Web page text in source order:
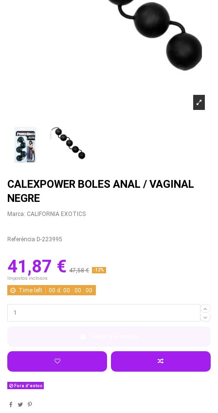
CALEXPOWER BOLES ANAL / VAGINAL
NEGRE
Marca: CALIFORNIA EXOTICS
Referència D-223995
41,87 € 47,58 € -12%
Impostos inclosos
Time left 00 d. 00 :00 :00
Fora d'estoc